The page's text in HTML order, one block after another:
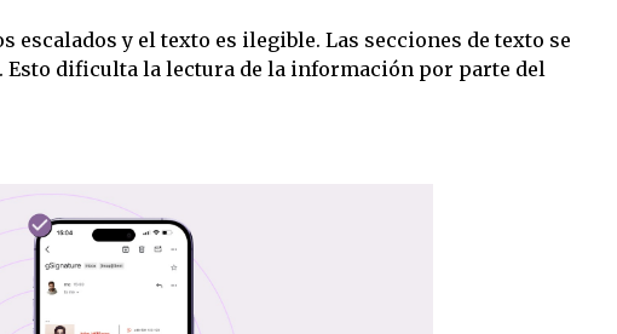
escalados y el texto es ilegible. Las secciones de texto se
Esto dificulta la lectura de la información por parte del